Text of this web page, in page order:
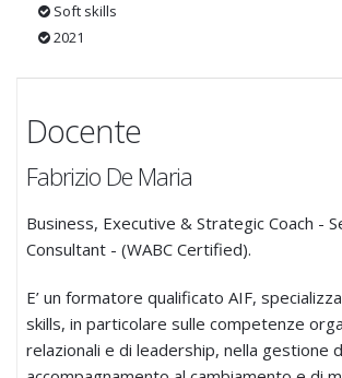
Soft skills
2021
Docente
Fabrizio De Maria
Business, Executive & Strategic Coach -
Consultant - (WABC Certified).
E’ un formatore qualificato AIF,
skills, in particolare sulle competenze
relazionali e di leadership, nella gestione